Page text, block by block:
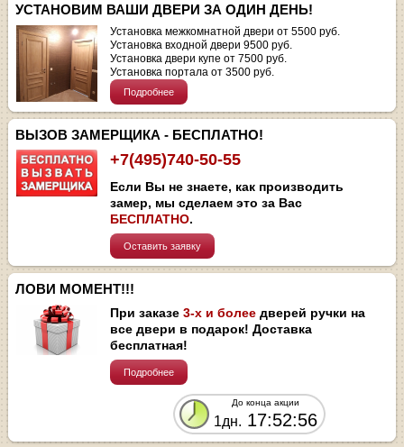
УСТАНОВИМ ВАШИ ДВЕРИ ЗА ОДИН ДЕНЬ!
Установка межкомнатной двери от 5500 руб.
Установка входной двери 9500 руб.
Установка двери купе от 7500 руб.
Установка портала от 3500 руб.
Подробнее
ВЫЗОВ ЗАМЕРЩИКА - БЕСПЛАТНО!
+7(495)740-50-55
Если Вы не знаете, как производить
замер, мы сделаем это за Вас
БЕСПЛАТНО.
Оставить заявку
ЛОВИ МОМЕНТ!!!
При заказе3-х и более дверей ручки на
все двери в подарок! Доставка
бесплатная!
Подробнее
До конца акции
1дн. 17:52:56